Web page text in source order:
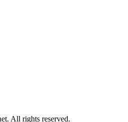
All rights reserved.